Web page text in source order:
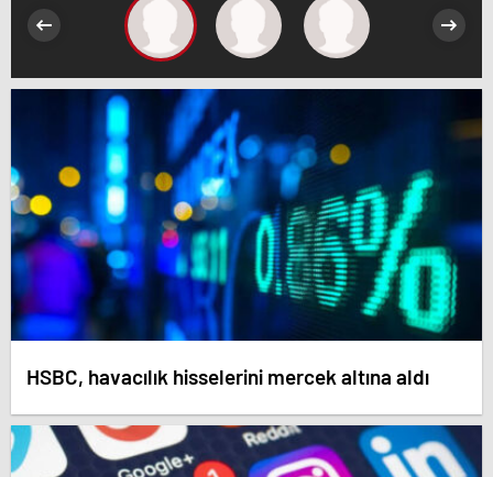
HSBC, havacılık hisselerini mercek altına aldı